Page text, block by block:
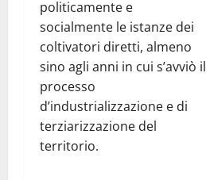
politicamente e
socialmente le istanze dei
coltivatori diretti, almeno
sino agli anni in cui s’avviò il
processo
d’industrializzazione e di
terziarizzazione del
territorio.